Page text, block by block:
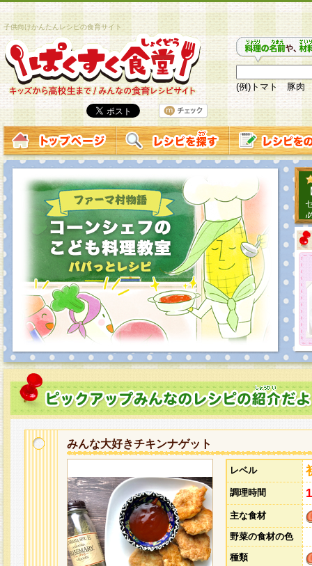
子供向けかんたんレシピの食育サイト
(例)トマト 豚肉
みんな大好きチキンナゲット
レベル
調理時間
主な食材
野菜の食材の色
種類